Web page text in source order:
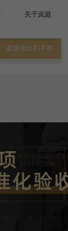
关于岚庭
发送地址到手机